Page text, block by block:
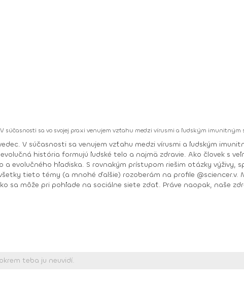
súčasnosti sa vo svojej praxi venujem vzťahu medzi vírusmi a ľudským imunitným
V súčasnosti sa venujem vzťahu medzi vírusmi a ľudským
história formujú ľudské telo a najmä zdravie. Ako človek s
evolučného hľadiska. S rovnakým prístupom riešim otázky výživy,
sa môže pri pohľade na sociálne siete zdať. Práve naopak, naše